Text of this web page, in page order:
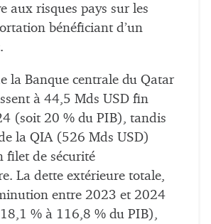
aux risques pays sur les
bénéficiant d’un
la Banque centrale du Qatar
à 44,5 Mds USD fin
(soit 20 % du PIB), tandis
la QIA (526 Mds USD)
filet de sécurité
La dette extérieure totale,
entre 2023 et 2024
% à 116,8 % du PIB),